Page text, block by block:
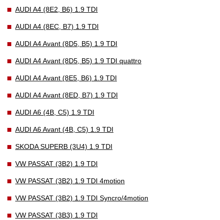
AUDI A4 (8E2, B6) 1.9 TDI
AUDI A4 (8EC, B7) 1.9 TDI
AUDI A4 Avant (8D5, B5) 1.9 TDI
AUDI A4 Avant (8D5, B5) 1.9 TDI quattro
AUDI A4 Avant (8E5, B6) 1.9 TDI
AUDI A4 Avant (8ED, B7) 1.9 TDI
AUDI A6 (4B, C5) 1.9 TDI
AUDI A6 Avant (4B, C5) 1.9 TDI
SKODA SUPERB (3U4) 1.9 TDI
VW PASSAT (3B2) 1.9 TDI
VW PASSAT (3B2) 1.9 TDI 4motion
VW PASSAT (3B2) 1.9 TDI Syncro/4motion
VW PASSAT (3B3) 1.9 TDI